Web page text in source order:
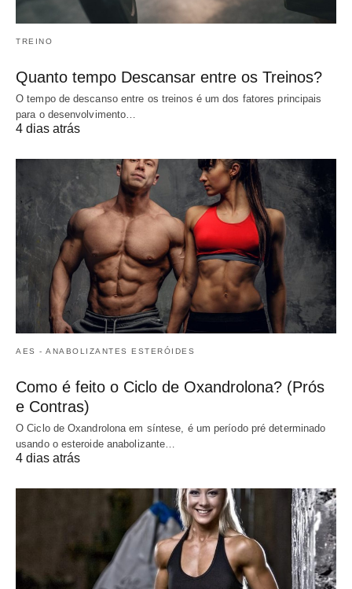
TREINO
Quanto tempo Descansar entre os Treinos?
O tempo de descanso entre os treinos é um dos fatores principais
para o desenvolvimento…
4 dias atrás
AES - ANABOLIZANTES ESTERÓIDES
Como é feito o Ciclo de Oxandrolona? (Prós
e Contras)
O Ciclo de Oxandrolona em síntese, é um período pré determinado
usando o esteroide anabolizante…
4 dias atrás